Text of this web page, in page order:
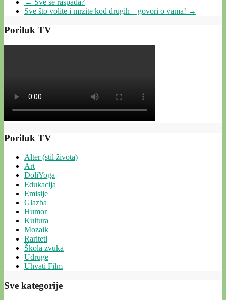
Sve što volite i mrzite kod drugih – govori o vama! →
Poriluk TV
Poriluk TV
Alter (stil života)
Art
DoliYoga
Edukacija
Emisije
Glazba
Humor
Kultura
Mozaik
Rariteti
Škola zvuka
Udruge
Uhvati Film
Sve kategorije